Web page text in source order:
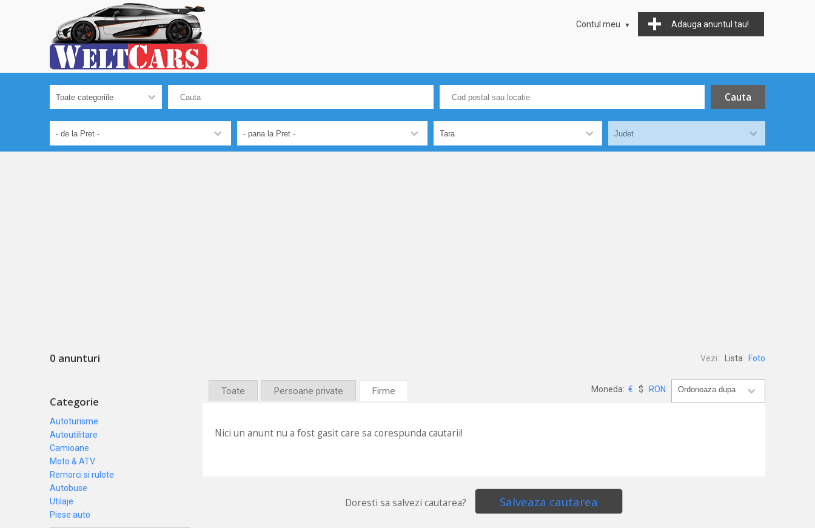
Adauga anuntul tau!
Contul meu
0 anunturi Vezi: Lista Foto
Categorie
Autoturisme
Autoutilitare
Camioane
Moto & ATV
Remorci si rulote
Autobuse
Utilaje
Piese auto
Moneda: € $ RON
Toate Persoane private Firme
Nici un anunt nu a fost gasit care sa corespunda cautarii!
Doresti sa salvezi cautarea? Salveaza cautarea